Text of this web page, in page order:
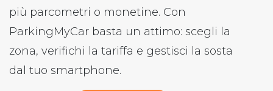
più parcometri o monetine. Con
ParkingMyCar basta un attimo: scegli la
zona, verifichi la tariffa e gestisci la sosta
dal tuo smartphone.